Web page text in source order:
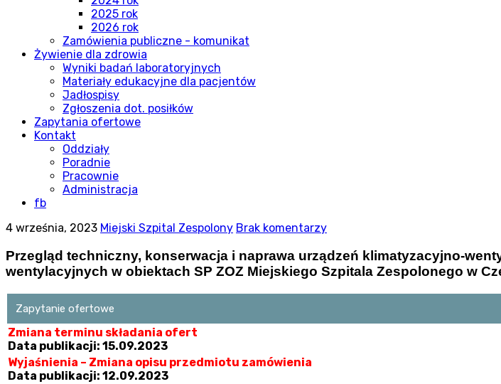
2025 rok
2026 rok
Zamówienia publiczne - komunikat
Żywienie dla zdrowia
Wyniki badań laboratoryjnych
Materiały edukacyjne dla pacjentów
Jadłospisy
Zgłoszenia dot. posiłków
Zapytania ofertowe
Kontakt
Oddziały
Poradnie
Pracownie
Administracja
fb
4 września, 2023 Miejski Szpital Zespolony Brak komentarzy
Przegląd techniczny, konserwacja i naprawa urządzeń klimatyzacyjno-
wentylacyjnych w obiektach SP ZOZ Miejskiego Szpitala Zespolonego w
Zapytanie ofertowe
Zmiana terminu składania ofert
Data publikacji: 15.09.2023
Wyjaśnienia – Zmiana opisu przedmiotu zamówienia
Data publikacji: 12.09.2023